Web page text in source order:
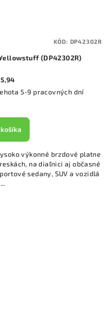
(DP42302R)
5-9 pracovných dní
košíka
výkonné brzdové platne
na diaľnici aj občasné
sedany, SUV a vozidlá
KÓD: DP42302R